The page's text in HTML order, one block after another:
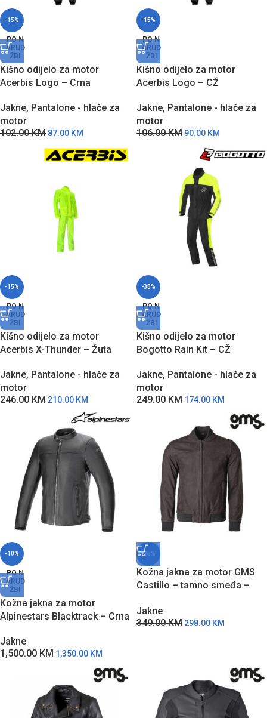
-15%
PO N
ARUD
ŽBI
Kišno odijelo za motor
Acerbis Logo – Crna
Jakne, Pantalone - hlače za
motor
102.00KM 87.00 KM
-15%
PO N
ARUD
ŽBI
Kišno odijelo za motor
Acerbis Logo – CŽ
Jakne, Pantalone - hlače za
motor
106.00KM 90.00 KM
-15%
PO N
ARUD
ŽBI
Kišno odijelo za motor
Acerbis X-Thunder – Žuta
Jakne, Pantalone - hlače za
motor
246.00KM 210.00 KM
-30%
PO N
ARUD
ŽBI
Kišno odijelo za motor
Bogotto Rain Kit – CŽ
Jakne, Pantalone - hlače za
motor
249.00KM 174.00 KM
-10%
PO N
ARUD
ŽBI
Kožna jakna za motor
Alpinestars Blacktrack – Crna
Jakne
1,500.00KM 1,350.00 KM
-15%
Kožna jakna za motor GMS
Castillo – tamno smeđa –
Jakne
349.00KM 298.00 KM